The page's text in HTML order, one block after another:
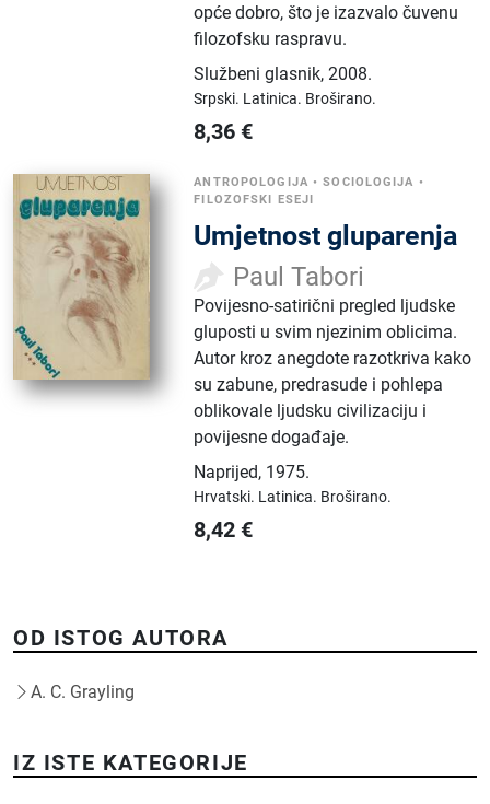
opće dobro, što je izazvalo čuvenu
filozofsku raspravu.
Službeni glasnik,2008.
Srpski. Latinica. Broširano.
8,36 €
ANTROPOLOGIJA •SOCIOLOGIJA •
FILOZOFSKI ESEJI
Umjetnost gluparenja
Paul Tabori
Povijesno-satirični pregled ljudske
gluposti u svim njezinim oblicima.
Autor kroz anegdote razotkriva kako
su zabune, predrasude i pohlepa
oblikovale ljudsku civilizaciju i
povijesne događaje.
Naprijed, 1975.
Hrvatski. Latinica. Broširano.
8,42 €
OD ISTOG AUTORA
A. C. Grayling
IZ ISTE KATEGORIJE